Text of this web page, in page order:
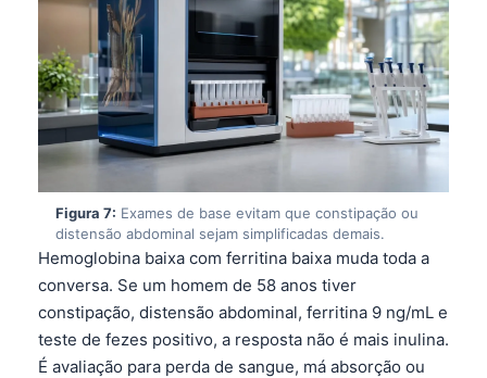
Figura 7: Exames de base evitam que constipação ou
distensão abdominal sejam simplificadas demais.
Hemoglobina baixa com ferritina baixa muda toda a
conversa. Se um homem de 58 anos tiver
constipação, distensão abdominal, ferritina 9 ng/mL e
teste de fezes positivo, a resposta não é mais inulina.
É avaliação para perda de sangue, má absorção ou
हिन्दी
Bahasa Indonesia
Հայերեն
Íslenska
Српски језик
Svenska
Bosanski
Azərbaycan dili
Eesti
日本語